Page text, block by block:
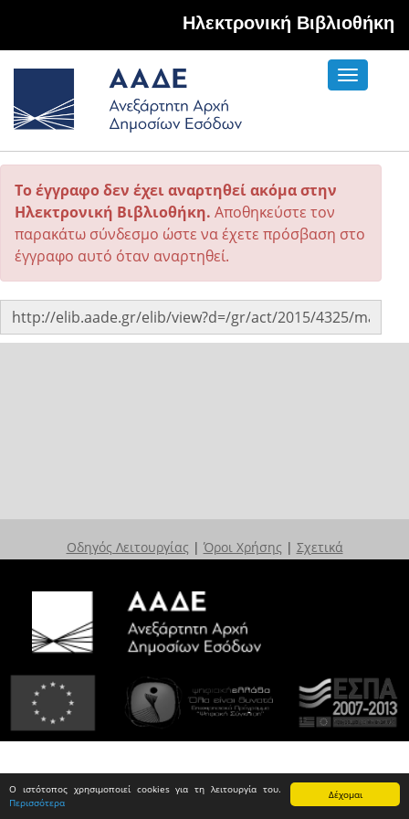
Δέχομαι
Ο ιστότοπος χρησιμοποιεί cookies για τη λειτουργία του.
Περισσότερα
Hλεκτρονική Βιβλιοθήκη
Toggle
Το έγγραφο δεν έχει αναρτηθεί ακόμα στην
Ηλεκτρονική Βιβλιοθήκη. Αποθηκεύστε τον
παρακάτω σύνδεσμο ώστε να έχετε πρόσβαση στο
έγγραφο αυτό όταν αναρτηθεί.
Οδηγός Λειτουργίας | Όροι Χρήσης | Σχετικά